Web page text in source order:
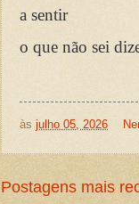
a sentir
o que não sei
às julho 05, 2026
Postagens mais